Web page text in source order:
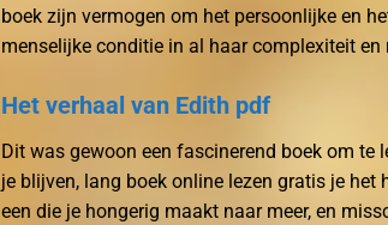
boek zijn vermogen om het persoonlijke en
menselijke conditie in al haar complexiteit en
Het verhaal van Edith pdf
Dit was gewoon een fascinerend boek om te
je blijven, lang boek online lezen gratis je het
een die je hongerig maakt naar meer, en